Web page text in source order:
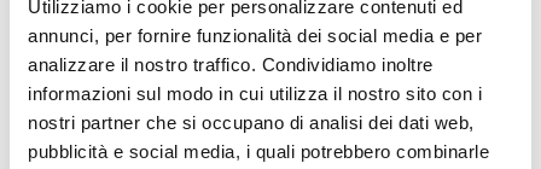
Utilizziamo i cookie per personalizzare contenuti ed
annunci, per fornire funzionalità dei social media e per
analizzare il nostro traffico. Condividiamo inoltre
informazioni sul modo in cui utilizza il nostro sito con i
nostri partner che si occupano di analisi dei dati web,
pubblicità e social media, i quali potrebbero combinarle
Aggiungi ai preferiti